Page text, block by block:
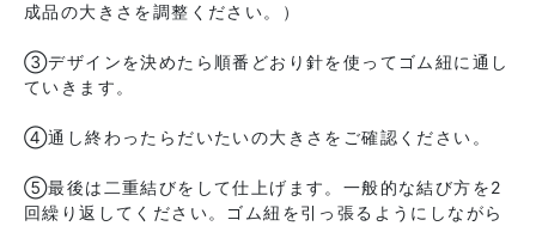
成品の大きさを調整ください。）
③デザインを決めたら順番どおり針を使ってゴム紐に通し
ていきます。
④通し終わったらだいたいの大きさをご確認ください。
⑤最後は二重結びをして仕上げます。一般的な結び方を2
回繰り返してください。ゴム紐を引っ張るようにしながら